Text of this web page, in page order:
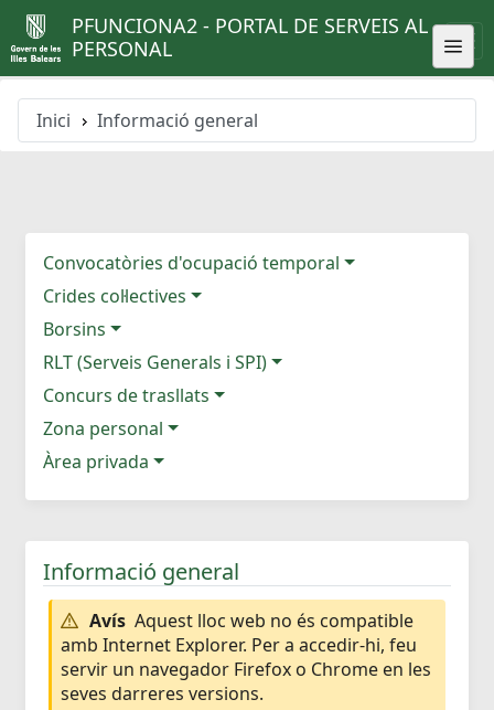
PFUNCIONA2 - PORTAL DE SERVEIS AL
PERSONAL
Inici Informació general
Convocatòries d'ocupació temporal
Crides col·lectives
Borsins
RLT (Serveis Generals i SPI)
Concurs de trasllats
Zona personal
Àrea privada
Informació general
Avís Aquest lloc web no és compatible
amb Internet Explorer. Per a accedir-hi, feu
servir un navegador Firefox o Chrome en les
seves darreres versions.